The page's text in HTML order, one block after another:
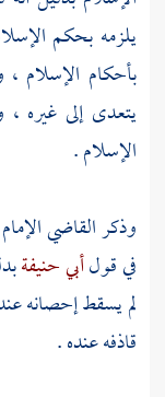
يلزمه بحكم
بأحكام الإسلام
يتعدى إلى غيره
الإسلام .
وذكر القاضي
في قولأبي حنيفة
لم يسقط إحصانه
قاذفه عنده .